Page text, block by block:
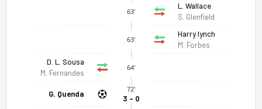
63'
L. Wallace
S. Glenfield
63'
Harry lynch
M. Forbes
D. L. Sousa
M. Fernandes
64'
G. Quenda
72'
3 - 0